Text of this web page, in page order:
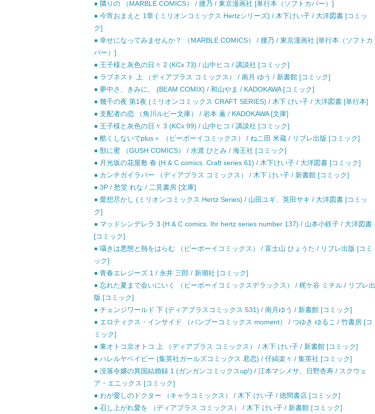
● 隣りの （MARBLE COMICS） / 腰乃 / 東京漫画社 [単行本（ソフトカバー）]
● 今宵おまえと 1章 (:ミリオンコミックス Hertzシリーズ) / 木下けい子 / 大洋図書 [コミッ
ク]
● 幸せになってみませんか？ （MARBLE COMICS） / 腰乃 / 東京漫画社 [単行本（ソフトカ
バー）]
● 王子様と灰色の日々 2 (KCx 73) / 山中ヒコ / 講談社 [コミック]
● ラブネスト 上 （ディアプラス コミックス） / 南月 ゆう / 新書館 [コミック]
● 夢中さ、きみに。 (BEAM COMIX) / 和山やま / KADOKAWA [コミック]
● 幾千の夜 第1夜 (ミリオンコミックス CRAFT SERIES) / 木下 けい子 / 大洋図書 [単行本]
● 支配者の恋 （角川ルビー文庫） / 岩本 薫 / KADOKAWA [文庫]
● 王子様と灰色の日々 3 (KCx 99) / 山中ヒコ / 講談社 [コミック]
● 酷くしないでplus＋ （ビーボーイコミックス） / ねこ田 米蔵 / リブレ出版 [コミック]
● 獣に蜜 （GUSH COMICS） / 水渡 ひとみ / 海王社 [コミック]
● 月光坂の花屋敷 春 (H & C comics. Craft series 61) / 木下けい子 / 大洋図書 [コミック]
● カンチガイラバー （ディアプラス コミックス） / 木下 けい子 / 新書館 [コミック]
● 3P / 愁堂 れな / 二見書房 [文庫]
● 愛想尽かし (ミリオンコミックス Hertz Series) / 山田ユギ、英田サキ / 大洋図書 [コミッ
ク]
● マッドシンデレラ 3 (H & C comics. Ihr hertz series number 137) / 山本小鉄子 / 大洋図書
[コミック]
● 囁きは悪態と熱をはらむ （ビーボーイコミックス） / 富士山 ひょうた / リブレ出版 [コミ
ック]
● 青春エレジーズ 1 / 永井 三郎 / 新潮社 [コミック]
● 忘れた夏まで会いにいく （ビーボーイコミックスデラックス） / 梶ケ谷 ミチル / リブレ出
版 [コミック]
● チェンジワールド 下 (ディアプラスコミックス 531) / 南月ゆう / 新書館 [コミック]
● エロティクス・インサイド （バンブーコミックス moment） / つゆき ゆるこ / 竹書房 [コ
ミック]
● 東オトコ京オトコ 上 （ディアプラス コミックス） / 木下 けい子 / 新書館 [コミック]
● ハレルヤベイビー (集英社ガールズコミックス 君恋) / 仔縞楽々 / 集英社 [コミック]
● 没落令嬢の異国結婚録 1 (ガンガンコミックスup!) / 江本マシメサ、日野杏寿 / スクウェ
ア・エニックス [コミック]
● わが愛しのドクター （キャラコミックス） / 木下 けい子 / 徳間書店 [コミック]
● 召し上がれ愛を （ディアプラス コミックス） / 木下 けい子 / 新書館 [コミック]